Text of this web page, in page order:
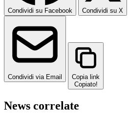
Condividi su Facebook Condividi su X
Condividi via Email
Copia link
Copiato!
News correlate